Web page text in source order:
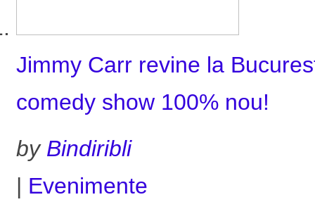
Jimmy Carr revine la
comedy show 100% nou!
by Bindiribli
| Evenimente